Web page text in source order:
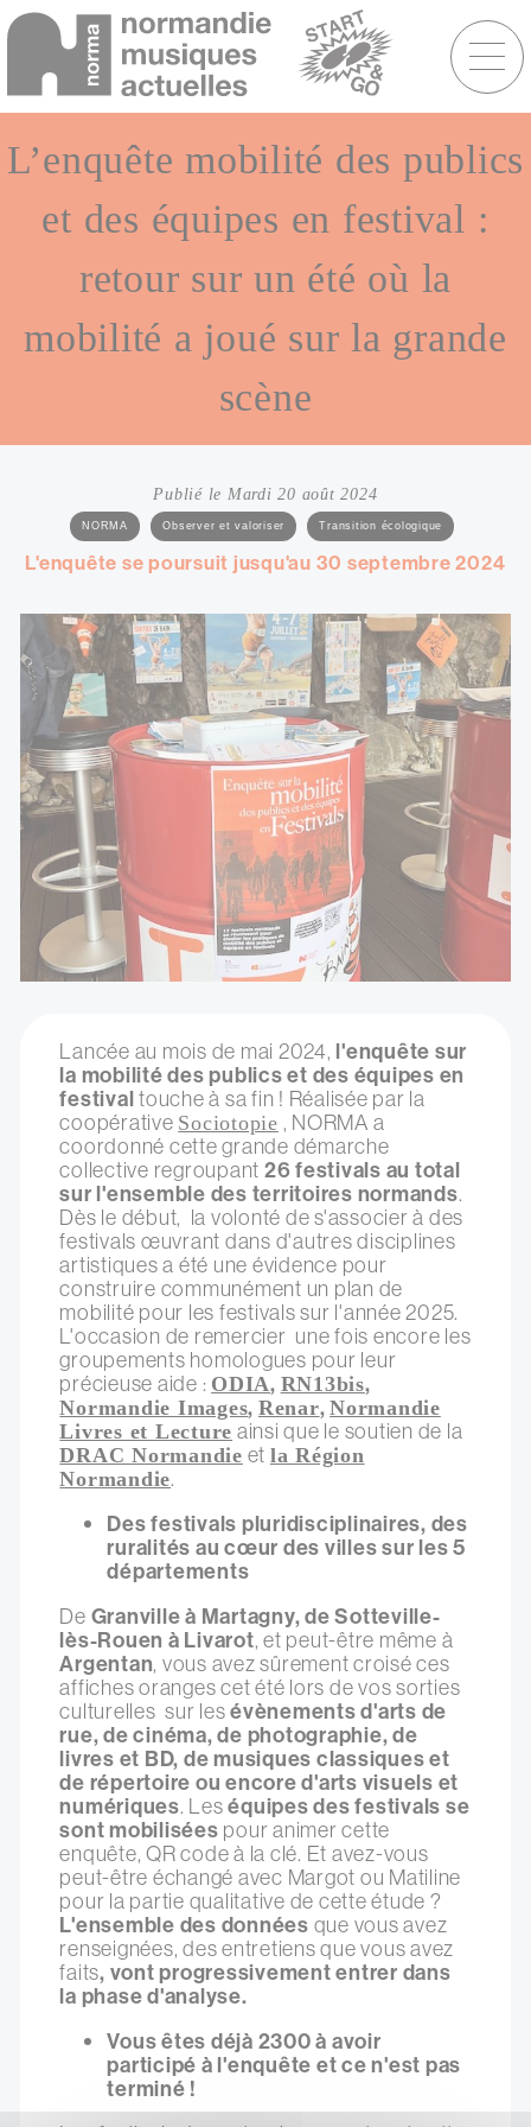
au
contenu
Menu
raccourcis
L’enquête mobilité des publics
et des équipes en festival :
retour sur un été où la
mobilité a joué sur la grande
scène
Publié le Mardi 20 août 2024
Catégories
NORMA Observer et valoriser Transition écologique
Sous-
L'enquête se poursuit jusqu'au 30 septembre 2024
Lancée au mois de mai 2024, l'enquête sur
la mobilité des publics et des équipes en
festivaltouche à sa fin ! Réalisée par la
coopérative Sociotopie , NORMA a
coordonné cette grande démarche
collective regroupant 26 festivals au total
sur l'ensemble des territoires normands.
Dès le début, la volonté de s'associer à des
festivals œuvrant dans d'autres disciplines
artistiques a été une évidence pour
construire communément un plan de
mobilité pour les festivals sur l'année 2025.
L'occasion de remercier une fois encore les
groupements homologues pour leur
précieuse aide : ODIA, RN13bis,
Normandie Images, Renar,Normandie
Livres et Lecture ainsi que le soutien de la
DRAC Normandie et la Région
Normandie.
Des festivals pluridisciplinaires, des
ruralités au cœur des villes sur les 5
départements
De Granville à Martagny, de Sotteville-
lès-Rouen à Livarot, et peut-être même à
Argentan, vous avez sûrement croisé ces
affiches oranges cet été lors de vos sorties
culturelles sur lesévènements d'arts de
rue, de cinéma, de photographie, de
livres et BD, de musiques classiques et
de répertoire ou encore d'arts visuels et
numériques. Leséquipes des festivals se
sont mobilisées pour animer cette
enquête, QR code à la clé. Et avez-vous
peut-être échangé avec Margot ou Matiline
pour la partie qualitative de cette étude ?
L'ensemble des données que vous avez
renseignées, des entretiens que vous avez
faits, vont progressivement entrer dans
la phase d'analyse.
Vous êtes déjà 2300 à avoir
participé à l'enquête et ce n'est pas
terminé !